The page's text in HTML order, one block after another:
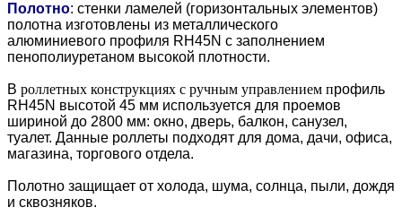
Полотно: стенки ламелей (горизонтальных элементов)
полотна изготовлены из металлического
алюминиевого профиля RH45N с заполнением
пенополиуретаном высокой плотности.
В роллетных конструкциях с ручным управлением профиль
RH45N высотой 45 мм используется для проемов
шириной до 2800 мм: окно, дверь, балкон, санузел,
туалет. Данные роллеты подходят для дома, дачи, офиса,
магазина, торгового отдела.
Полотно защищает от холода, шума, солнца, пыли, дождя
и сквозняков.